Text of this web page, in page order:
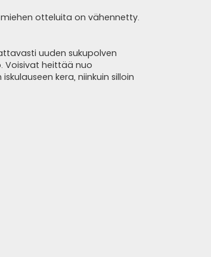
otteluita on vähennetty.
uuden sukupolven
Voisivat heittää nuo
kera, niinkuin silloin